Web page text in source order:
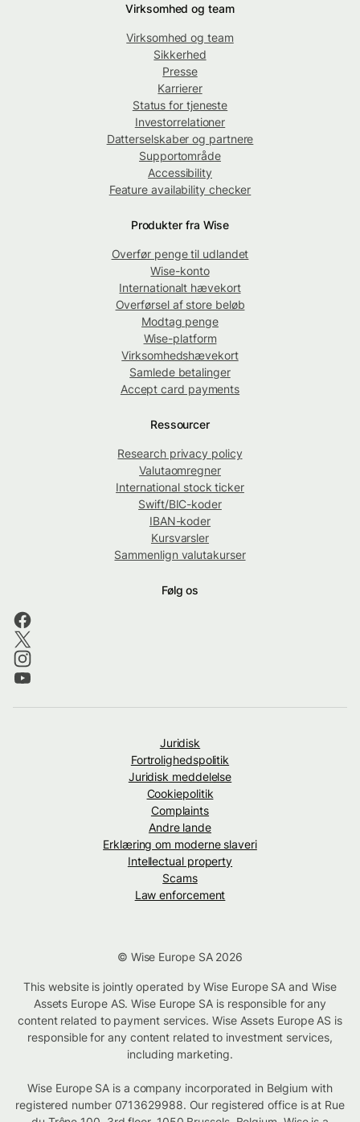
Virksomhed og team
Virksomhed og team
Sikkerhed
Presse
Karrierer
Status for tjeneste
Investorrelationer
Datterselskaber og partnere
Supportområde
Accessibility
Feature availability checker
Produkter fra Wise
Overfør penge til udlandet
Wise-konto
Internationalt hævekort
Overførsel af store beløb
Modtag penge
Wise-platform
Virksomhedshævekort
Samlede betalinger
Accept card payments
Ressourcer
Research privacy policy
Valutaomregner
International stock ticker
Swift/BIC-koder
IBAN-koder
Kursvarsler
Sammenlign valutakurser
Følg os
Juridisk
Fortrolighedspolitik
Juridisk meddelelse
Cookiepolitik
Complaints
Andre lande
Erklæring om moderne slaveri
Intellectual property
Scams
Law enforcement
© Wise Europe SA 2026
This website is jointly operated by Wise Europe SA and Wise
Assets Europe AS. Wise Europe SA is responsible for any
content related to payment services. Wise Assets Europe AS is
responsible for any content related to investment services,
including marketing.
Wise Europe SA is a company incorporated in Belgium with
registered number 0713629988. Our registered office is at Rue